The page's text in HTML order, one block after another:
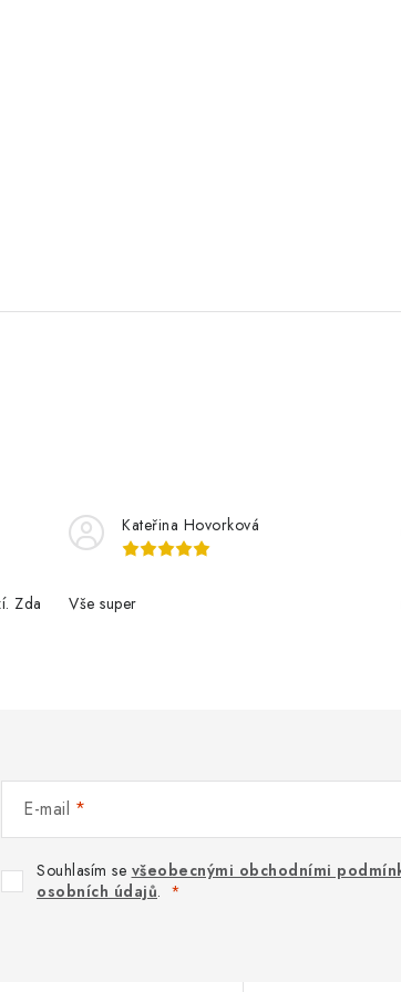
Zda
Kateřina Hovorková
Vše super
E-mail
Souhlasím se všeobecnými obchodními
osobních údajů.